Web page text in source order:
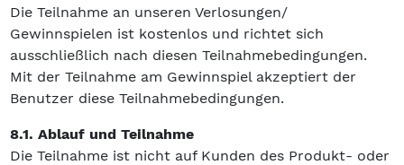
Die Teilnahme an unseren Verlosungen/
Gewinnspielen ist kostenlos und richtet sich
ausschließlich nach diesen Teilnahmebedingungen.
Mit der Teilnahme am Gewinnspiel akzeptiert der
Benutzer diese Teilnahmebedingungen.
8.1. Ablauf und Teilnahme
Die Teilnahme ist nicht auf Kunden des Produkt- oder